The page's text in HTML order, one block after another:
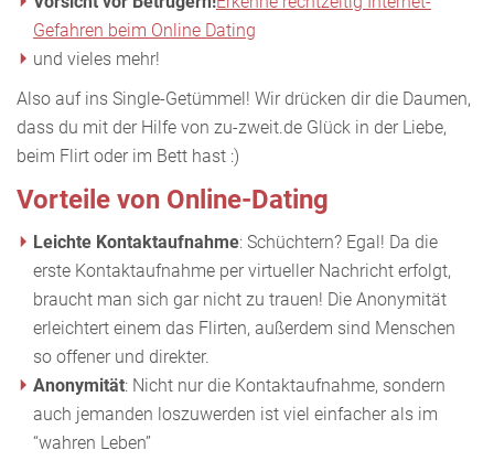
Gefahren beim Online Dating
und vieles mehr!
Also auf ins Single-Getümmel! Wir drücken dir die Daumen,
dass du mit der Hilfe von zu-zweit.de Glück in der Liebe,
beim Flirt oder im Bett hast :)
Vorteile von Online-Dating
Leichte Kontaktaufnahme: Schüchtern? Egal! Da die
erste Kontaktaufnahme per virtueller Nachricht erfolgt,
braucht man sich gar nicht zu trauen! Die Anonymität
erleichtert einem das Flirten, außerdem sind Menschen
so offener und direkter.
Anonymität: Nicht nur die Kontaktaufnahme, sondern
auch jemanden loszuwerden ist viel einfacher als im
“wahren Leben”